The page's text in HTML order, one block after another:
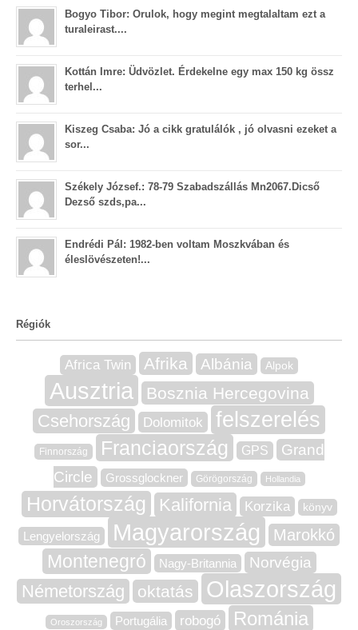
Bogyo Tibor: Orulok, hogy megint megtalaltam ezt a
turaleirast....
Kottán Imre: Üdvözlet. Érdekelne egy max 150 kg össz
terhel...
Kiszeg Csaba: Jó a cikk gratulálók , jó olvasni ezeket a
sor...
Székely József.: 78-79 Szabadszállás Mn2067.Dicső
Dezső szds,pa...
Endrédi Pál: 1982-ben voltam Moszkvában és
éleslövészeten!...
Régiók
Africa Twin Afrika Albánia Alpok
Ausztria Bosznia Hercegovina
Csehország Dolomitok felszerelés
Finnország Franciaország GPS
Grand
Circle
Grossglockner Görögország Hollandia
Horvátország Kalifornia Korzika könyv
Lengyelország Magyarország Marokkó
Montenegró Nagy-Britannia Norvégia
Németország oktatás Olaszország
Oroszország Portugália robogó Románia